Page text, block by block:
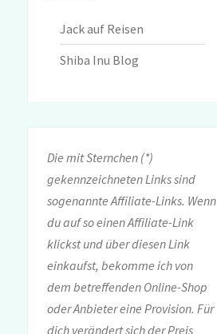
Jack auf Reisen
Shiba Inu Blog
Die mit Sternchen (*)
gekennzeichneten Links sind
sogenannte Affiliate-Links. Wenn
du auf so einen Affiliate-Link
klickst und über diesen Link
einkaufst, bekomme ich von
dem betreffenden Online-Shop
oder Anbieter eine Provision. Für
dich verändert sich der Preis